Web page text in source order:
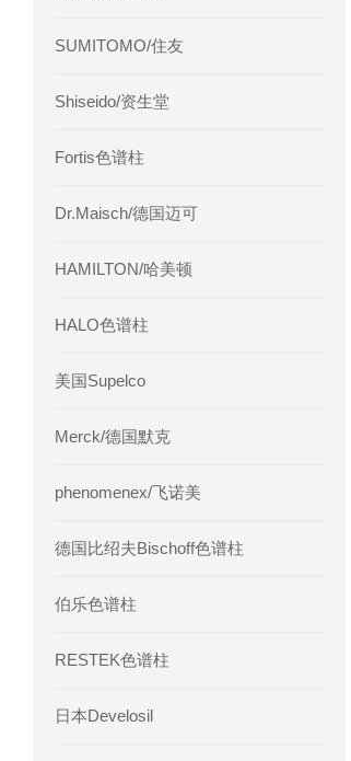
SUMITOMO/住友
Shiseido/资生堂
Fortis色谱柱
Dr.Maisch/德国迈可
HAMILTON/哈美顿
HALO色谱柱
美国Supelco
Merck/德国默克
phenomenex/飞诺美
德国比绍夫Bischoff色谱柱
伯乐色谱柱
RESTEK色谱柱
日本Develosil